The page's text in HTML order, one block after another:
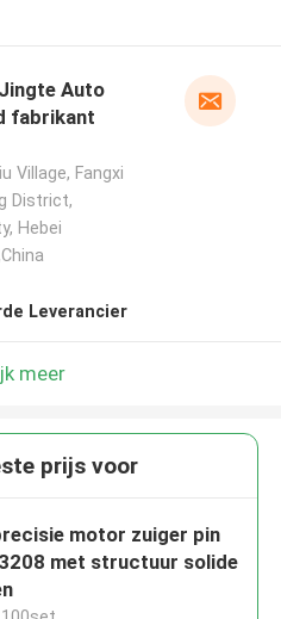
Auto
fabrikant
Village, Fangxi
District,
Hebei
Leverancier
meer
prijs voor
motor zuiger pin
met structuur solide